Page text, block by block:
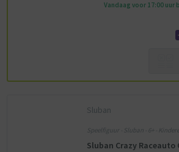
Vandaag voor 17:00
Sluban
Speelfiguur - Sluban - 6+ -
Sluban Crazy Raceauto